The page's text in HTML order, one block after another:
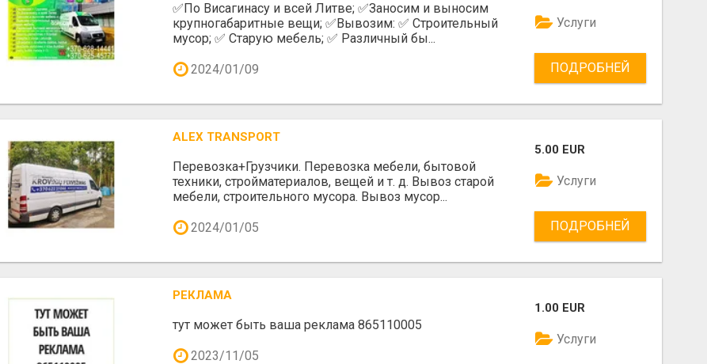
✅️По Висагинасу и всей Литве; ✅️Заносим и выносим
крупногабаритные вещи; ✅️Вывозим: ✅️ Строительный
мусор; ✅️ Старую мебель; ✅️ Различный бы...
2024/01/09
Услуги
ПОДРОБНЕЙ
ALEX TRANSPORT
Перевозка+Грузчики. Перевозка мебели, бытовой
техники, стройматериалов, вещей и т. д. Вывоз старой
мебели, строительного мусора. Вывоз мусор...
2024/01/05
5.00 EUR
Услуги
ПОДРОБНЕЙ
РЕКЛАМА
тут может быть ваша реклама 865110005
2023/11/05
1.00 EUR
Услуги